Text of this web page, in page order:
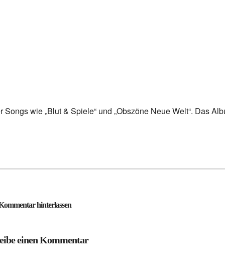
wie „Blut & Spiele“ und „Obszöne Neue Welt“. Das
hinterlassen
einen Kommentar